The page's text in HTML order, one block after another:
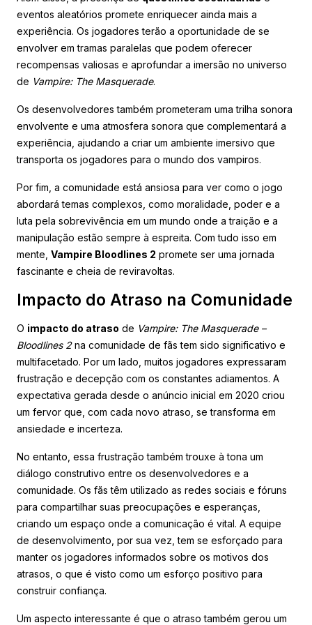
eventos aleatórios promete enriquecer ainda mais a
experiência. Os jogadores terão a oportunidade de se
envolver em tramas paralelas que podem oferecer
recompensas valiosas e aprofundar a imersão no universo
de Vampire: The Masquerade.
Os desenvolvedores também prometeram uma trilha sonora
envolvente e uma atmosfera sonora que complementará a
experiência, ajudando a criar um ambiente imersivo que
transporta os jogadores para o mundo dos vampiros.
Por fim, a comunidade está ansiosa para ver como o jogo
abordará temas complexos, como moralidade, poder e a
luta pela sobrevivência em um mundo onde a traição e a
manipulação estão sempre à espreita. Com tudo isso em
mente, Vampire Bloodlines 2 promete ser uma jornada
fascinante e cheia de reviravoltas.
Impacto do Atraso na Comunidade
O impacto do atraso de Vampire: The Masquerade –
Bloodlines 2na comunidade de fãs tem sido significativo e
multifacetado. Por um lado, muitos jogadores expressaram
frustração e decepção com os constantes adiamentos. A
expectativa gerada desde o anúncio inicial em 2020 criou
um fervor que, com cada novo atraso, se transforma em
ansiedade e incerteza.
No entanto, essa frustração também trouxe à tona um
diálogo construtivo entre os desenvolvedores e a
comunidade. Os fãs têm utilizado as redes sociais e fóruns
para compartilhar suas preocupações e esperanças,
criando um espaço onde a comunicação é vital. A equipe
de desenvolvimento, por sua vez, tem se esforçado para
manter os jogadores informados sobre os motivos dos
atrasos, o que é visto como um esforço positivo para
construir confiança.
Um aspecto interessante é que o atraso também gerou um